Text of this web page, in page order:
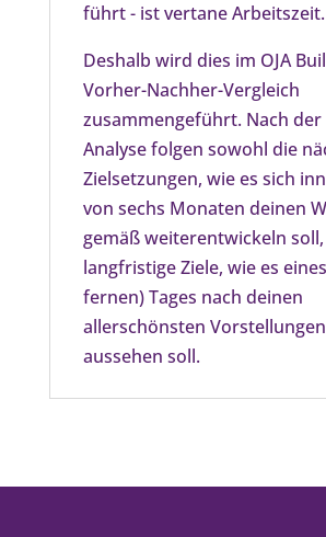
führt - ist vertane Arbeitszeit.
Deshalb wird dies im OJA
Vorher-Nachher-Vergleich
zusammengeführt. Nach der
Analyse folgen sowohl die
Zielsetzungen, wie es sich
von sechs Monaten deinen
gemäß weiterentwickeln soll,
langfristige Ziele, wie es
fernen) Tages nach deinen
allerschönsten Vorstellungen
aussehen soll.